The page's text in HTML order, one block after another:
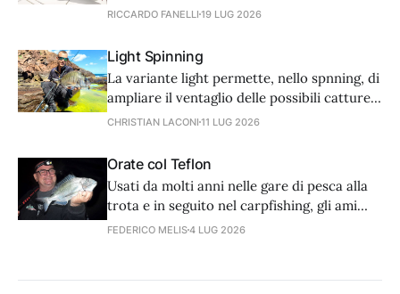
la deriva, ma dal Golfo di Napoli arriva una
da anni adottata anche dagli sportivi: il
paracadute.
RICCARDO FANELLI 19 LUG 2026
Light Spinning
La variante light permette, nello spnning, di
ampliare il ventaglio delle possibili catture
in modo quasi infinito, rendendo questo
per la prima volta alla pesca con gli
artificiali.
CHRISTIAN LACONI 11 LUG 2026
Orate col Teflon
Usati da molti anni nelle gare di pesca alla
trota e in seguito nel carpfishing, gli ami
con rivestimento in teflon trovano
caratteristiche che li rendono micidiali.
FEDERICO MELIS4 LUG 2026